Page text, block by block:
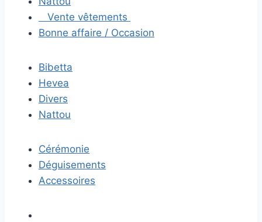
Vente vêtements
Bonne affaire / Occasion
Bibetta
Hevea
Divers
Nattou
Cérémonie
Déguisements
Accessoires